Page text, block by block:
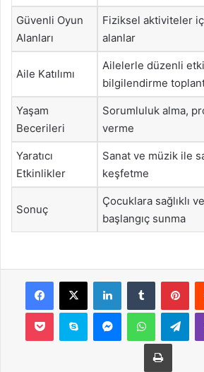
Güvenli Oyun
Alanları
Fiziksel aktiviteler
alanlar
Aile Katılımı
Ailelerle düzenli
bilgilendirme
Yaşam
Becerileri
Sorumluluk alma,
verme
Yaratıcı
Etkinlikler
Sanat ve müzik ile
keşfetme
Sonuç
Çocuklara sağlıklı
başlangıç sunma
Facebook
X LinkedInTumblr
Pocket Skype MessengerWhatsApp
Yazdır